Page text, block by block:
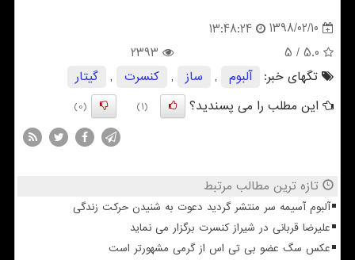
1398/02/10
13:48:24
5.0
/ 5
2393
تگهای خبر:
آلبوم , ساز , كنسرت ,
گیتار
این مطلب را می پسندید؟
(1)
(0)
تازه ترین مطالب مرتبط
آلبوم آسیمه سر منتشر گردید دعوت به شنیدن حرکت زندگی
علیرضا قربانی در شیراز کنسرت برگزار می نماید
عکس سگ عضو بی تی اس از گرمی مشهورتر است